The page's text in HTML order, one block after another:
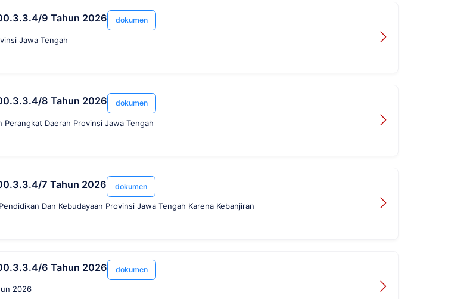
9 Tahun 2026 dokumen
Jawa Tengah
8 Tahun 2026 dokumen
Daerah Provinsi Jawa Tengah
7 Tahun 2026 dokumen
Dan Kebudayaan Provinsi Jawa Tengah Karena Kebanjiran
6 Tahun 2026 dokumen
2026